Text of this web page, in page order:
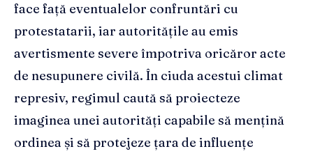
face față eventualelor confruntări cu
protestatarii, iar autoritățile au emis
avertismente severe împotriva oricăror acte
de nesupunere civilă. În ciuda acestui climat
represiv, regimul caută să proiecteze
imaginea unei autorități capabile să mențină
ordinea și să protejeze țara de influențe